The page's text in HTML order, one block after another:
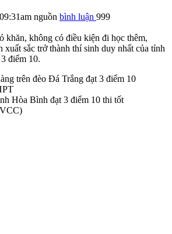
nguồn bình luận 999
khăn, không có điều kiện đi học thêm,
sắc trở thành thí sinh duy nhất của tỉnh
điểm 10.
Hòa Bình đạt 3 điểm 10 thi tốt